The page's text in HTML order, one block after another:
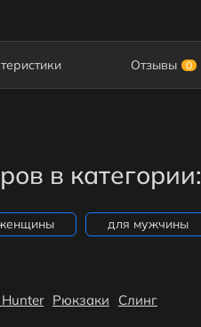
Отзывы 0
в категории:
для мужчины
Рюкзаки Слинг